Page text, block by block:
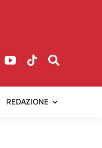
REDAZIONE